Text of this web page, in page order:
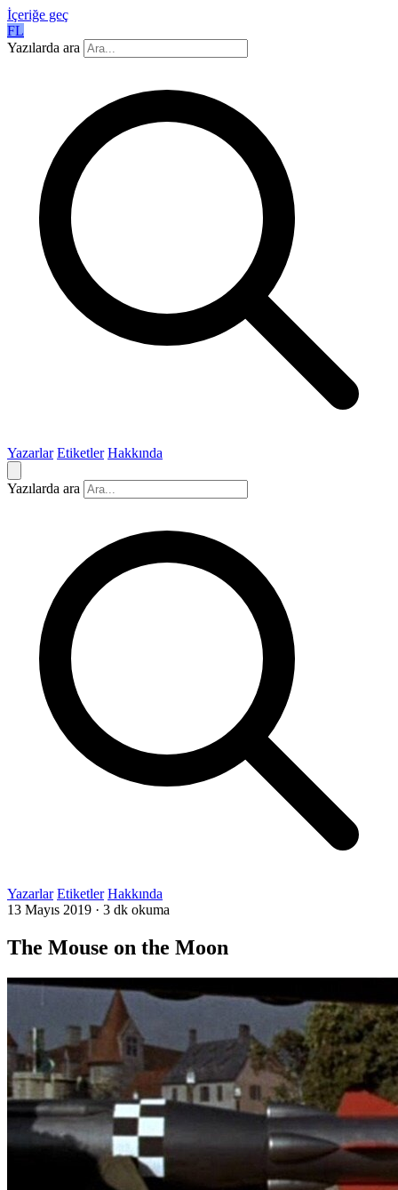
İçeriğe geç
FL
Yazılarda ara
Yazarlar Etiketler Hakkında
Yazılarda ara
Yazarlar Etiketler Hakkında
13 Mayıs 2019 · 3 dk okuma
The Mouse on the Moon